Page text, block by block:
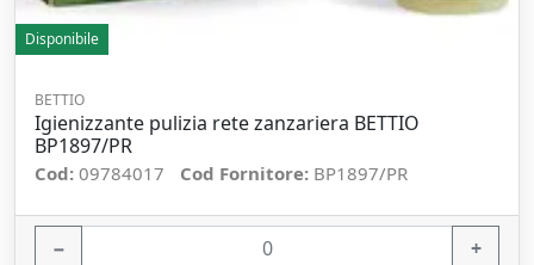
Disponibile
BETTIO
Igienizzante pulizia rete zanzariera BETTIO
BP1897/PR
Cod: 09784017 Cod Fornitore: BP1897/PR
− +